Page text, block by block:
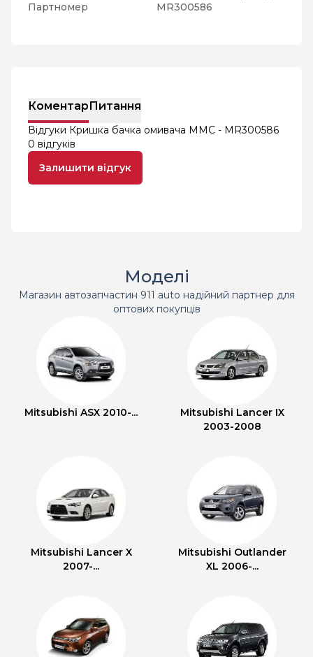
Партномер
MR300586
КоментарПитання
Відгуки Кришка бачка омивача MMC - MR300586
0 відгуків
Залишити відгук
Моделі
Магазин автозапчастин 911 auto надійний партнер для
оптових покупців
Mitsubishi ASX 2010-...
Mitsubishi Lancer IX
2003-2008
Mitsubishi Lancer X
2007-...
Mitsubishi Outlander
XL 2006-...